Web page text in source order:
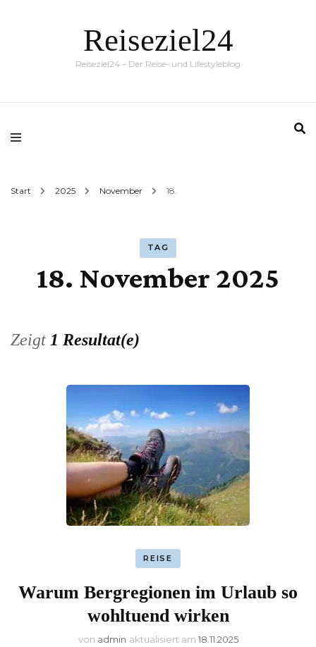
Reiseziel24
Reiseziel24 – Der Reise- und Lifestyleblog
Start 2025 November 18.
TAG
18. November 2025
Zeigt 1 Resultat(e)
REISE
Warum Bergregionen im Urlaub so
wohltuend wirken
von admin aktualisiert am 18.11.2025